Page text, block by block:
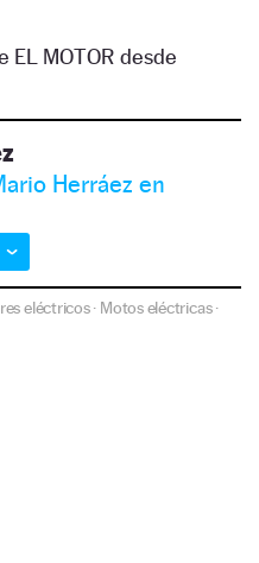
EL MOTOR desde
Herráez en
eléctricos· Motos eléctricas·